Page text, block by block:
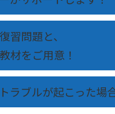
問題と、
材をご用意！
ラブルが起こった場